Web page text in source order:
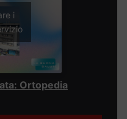
i
Ortopedia